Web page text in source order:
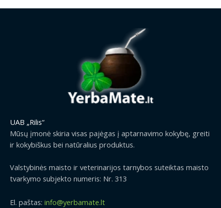
UAB „Rilis“
Mūsų įmonė skiria visas pajėgas į aptarnavimo kokybę, greiti
ir kokybiškus bei natūralius produktus.
Valstybinės maisto ir veterinarijos tarnybos suteiktas maisto
tvarkymo subjekto numeris: Nr. 313
El. paštas: info@yerbamate.lt